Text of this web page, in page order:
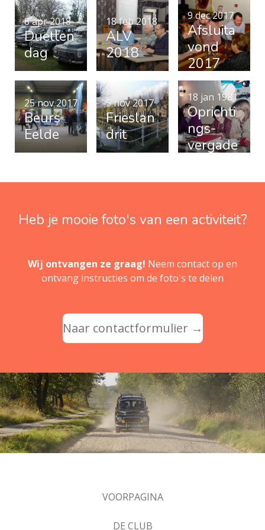
en
Duetten
dag
8 apr 2018
ALV
2018
18 feb 2018
Afsluita
vond
2017
9 dec 2017
Beurs
Eelde
25 nov 2017
Frieslan
drit
5 nov 2017
Oprichti
ngs­
vergade
Katteru
18 jan 1981
Heb je mooie foto's van een activiteit?
Wij ontvangen ze graag! Neem contact op en
ontvang instructies om de foto's te delen
Naar contactformulier →
VOORPAGINA
DE CLUB